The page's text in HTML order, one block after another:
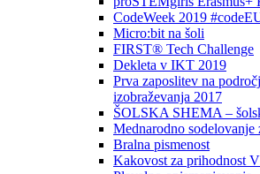
CodeWeek 2019
Micro:bit na šoli
FIRST® Tech Challenge
Dekleta v IKT 2019
Prva zaposlitev na
izobraževanja 2017
ŠOLSKA SHEMA –
Mednarodno sodelovanje
Bralna pismenost
Kakovost za prihodnost